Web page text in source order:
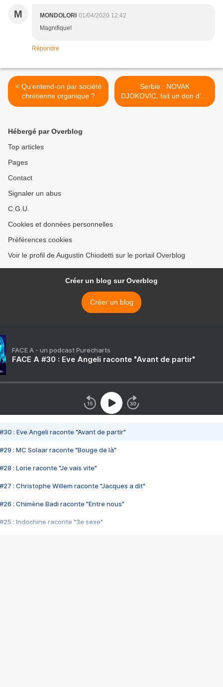
M MONDOLORI 01/04/2020 12:42
Magnifique!
Répondre
< Qu’entend-on par société
chrétienne organique ?
Serbie : NOVAK
DJOKOVIC, fait un don d’un
million d’euros pour acheter
Hébergé par Overblog
Top articles
Pages
Contact
Signaler un abus
C.G.U.
Cookies et données personnelles
Préférences cookies
Voir le profil de Augustin Chiodetti sur le portail Overblog
Créer un blog sur Overblog
Créer un blog
FACE A - un podcast Purecharts
FACE A #30 : Eve Angeli raconte "Avant de partir"
#30 : Eve Angeli raconte "Avant de partir"
#29 : MC Solaar raconte "Bouge de là"
#28 : Lorie raconte "Je vais vite"
#27 : Christophe Willem raconte "Jacques a dit"
#26 : Chimène Badi raconte "Entre nous"
#25 : Indochine raconte "3e sexe"